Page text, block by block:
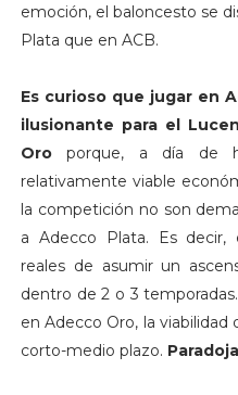
emoción, el baloncesto se
Plata que en ACB.
Es curioso que jugar en
ilusionante para el
Oroporque, a día de
relativamente viable
la competición no son
a Adecco Plata. Es
reales de asumir un
dentro de 2 o 3
en Adecco Oro, la viabilidad
corto-medio plazo.